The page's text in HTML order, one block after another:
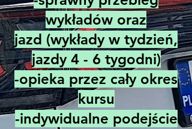
wykładów oraz
jazd (wykłady w tydzień,
jazdy 4 - 6 tygodni)
-opieka przez cały okres
kursu
-indywidualne podejście